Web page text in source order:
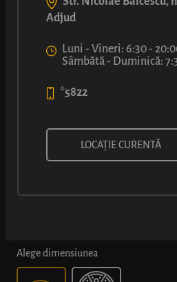
PIZZA CAMPUS
de măsline grecești peste care se
Alege dimensiunea
Adjud
Luni - Vineri: 6:30 -
Sâmbătă - Duminică:
*5822
LOCAȚIE CURENTĂ